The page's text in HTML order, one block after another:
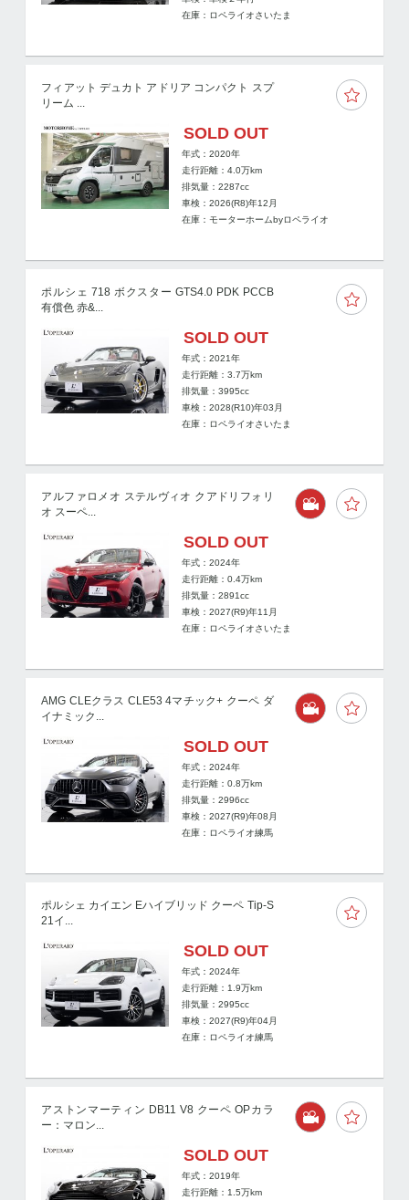
在庫：ロペライオさいたま
フィアット デュカト アドリア コンパクト スプ
リーム ...
SOLD OUT
年式：2020年
走行距離：4.0万km
排気量：2287cc
車検：2026(R8)年12月
在庫：モーターホームbyロペライオ
ポルシェ 718 ボクスター GTS4.0 PDK PCCB
有償色 赤&...
SOLD OUT
年式：2021年
走行距離：3.7万km
排気量：3995cc
車検：2028(R10)年03月
在庫：ロペライオさいたま
アルファロメオ ステルヴィオ クアドリフォリ
オ スーペ...
SOLD OUT
年式：2024年
走行距離：0.4万km
排気量：2891cc
車検：2027(R9)年11月
在庫：ロペライオさいたま
AMG CLEクラス CLE53 4マチック+ クーペ ダ
イナミック...
SOLD OUT
年式：2024年
走行距離：0.8万km
排気量：2996cc
車検：2027(R9)年08月
在庫：ロペライオ練馬
ポルシェ カイエン Eハイブリッド クーペ Tip-S
21イ...
SOLD OUT
年式：2024年
走行距離： 1.9万km
排気量：2995cc
車検：2027(R9)年04月
在庫：ロペライオ練馬
アストンマーティン DB11 V8 クーペ OPカラ
ー：マロン...
SOLD OUT
年式：2019年
走行距離： 1.5万km